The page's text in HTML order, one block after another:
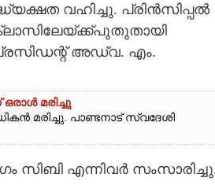
വഹിച്ചു. പ്രിൻസിപ്പൽ
അഡ്വ. എം.
മരിച്ചു
മരിച്ചു. പാണ്ടനാട് സ്വദേശി
സിബി എന്നിവർ